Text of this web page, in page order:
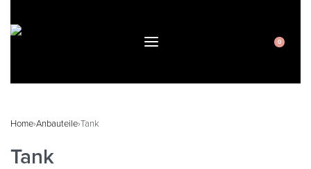
0
Home›Anbauteile›Tank
Tank